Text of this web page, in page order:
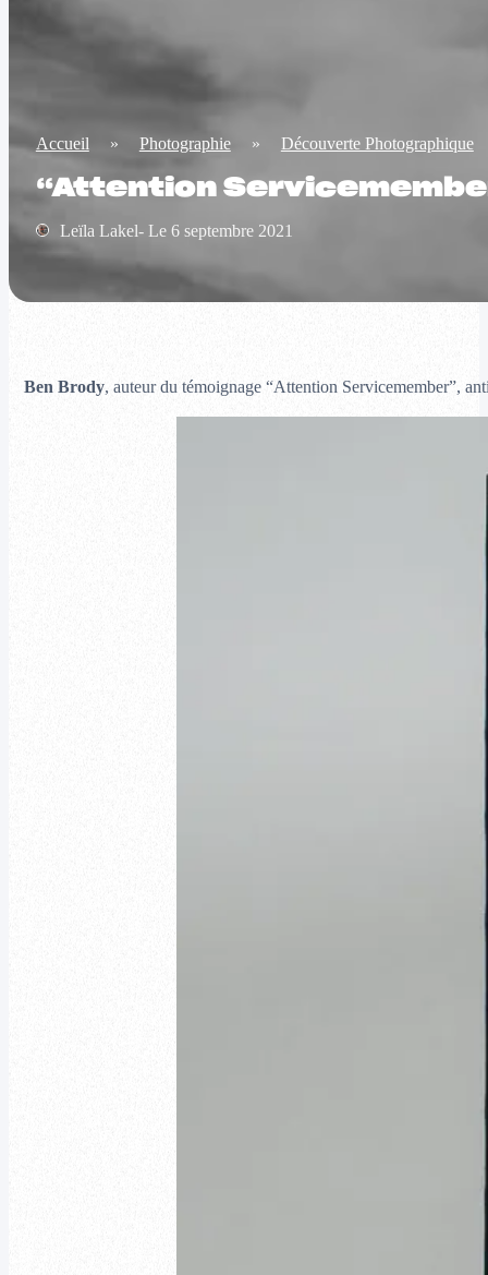
Accueil » Photographie » Découverte Photographique
“Attention
Leïla Lakel- Le 6 septembre 2021
Ben Brody, auteur du témoignage “Attention Servicemember”,